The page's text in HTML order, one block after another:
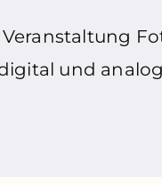
und